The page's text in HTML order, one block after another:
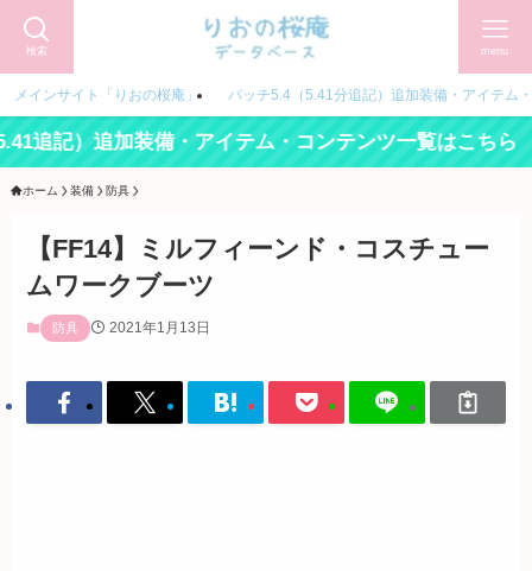
検索 menu
メインサイト「りおの桜庵」 パッチ5.4（5.41分追記）追加装備・アイテム
追加装備・アイテム・コンテンツ一覧はこちら ／
ホーム 装備 防具
【FF14】ミルフィーンド・コスチュー
ムワークブーツ
防具 2021年1月13日